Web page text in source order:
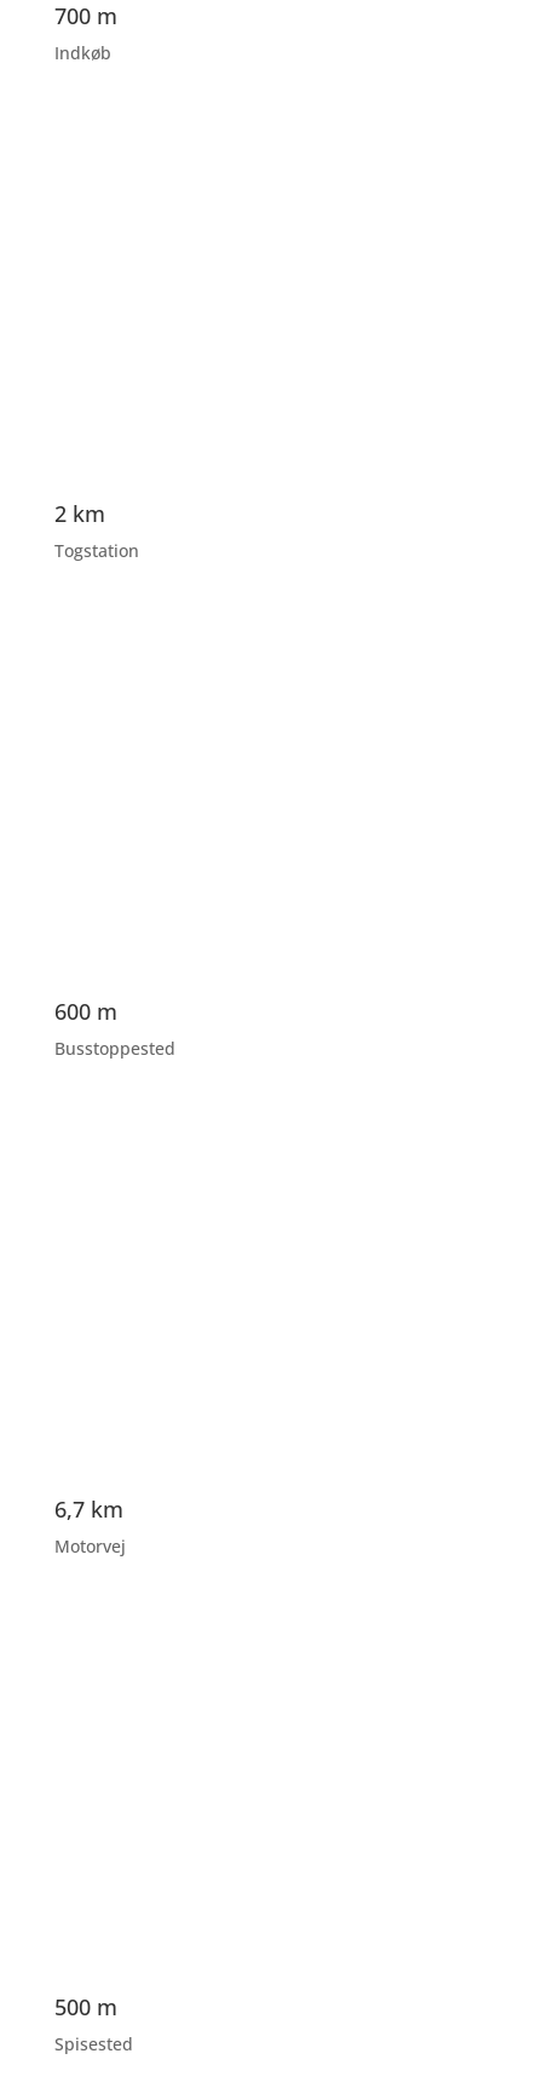
700 m
Indkøb
2 km
Togstation
600 m
Busstoppested
6,7 km
Motorvej
500 m
Spisested